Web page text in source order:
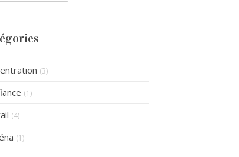
(3)
(1)
(4)
(1)